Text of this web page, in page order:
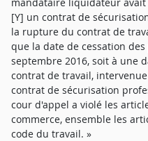
[Y] un contrat de
la rupture du contrat de
que la date de cessation
septembre 2016, soit à une
contrat de travail,
contrat de sécurisation
cour d'appel a violé les
commerce, ensemble les
code du travail. »